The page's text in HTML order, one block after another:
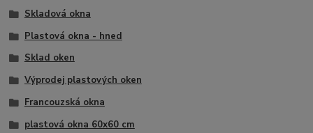
Skladová okna
Plastová okna - hned
Sklad oken
Výprodej plastových oken
Francouzská okna
plastová okna 60x60 cm